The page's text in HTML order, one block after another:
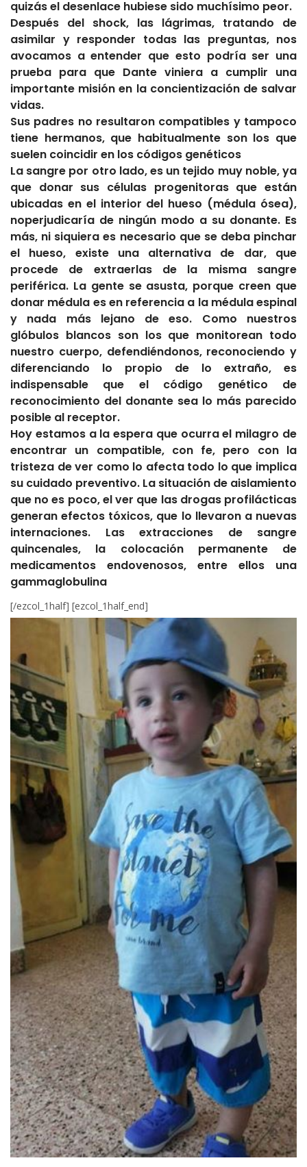
quizás el desenlace hubiese sido muchísimo peor.
Después del shock, las lágrimas, tratando de
asimilar y responder todas las preguntas, nos
avocamos a entender que esto podría ser una
prueba para que Dante viniera a cumplir una
importante misión en la concientización de salvar
vidas.
Sus padres no resultaron compatibles y tampoco
tiene hermanos, que habitualmente son los que
suelen coincidir en los códigos genéticos
La sangre por otro lado, es un tejido muy noble, ya
que donar sus células progenitoras que están
ubicadas en el interior del hueso (médula ósea),
noperjudicaría de ningún modo a su donante. Es
más, ni siquiera es necesario que se deba pinchar
el hueso, existe una alternativa de dar, que
procede de extraerlas de la misma sangre
periférica. La gente se asusta, porque creen que
donar médula es en referencia a la médula espinal
y nada más lejano de eso. Como nuestros
glóbulos blancos son los que monitorean todo
nuestro cuerpo, defendiéndonos, reconociendo y
diferenciando lo propio de lo extraño, es
indispensable que el código genético de
reconocimiento del donante sea lo más parecido
posible al receptor.
Hoy estamos a la espera que ocurra el milagro de
encontrar un compatible, con fe, pero con la
tristeza de ver como lo afecta todo lo que implica
su cuidado preventivo. La situación de aislamiento
que no es poco, el ver que las drogas profilácticas
generan efectos tóxicos, que lo llevaron a nuevas
internaciones. Las extracciones de sangre
quincenales, la colocación permanente de
medicamentos endovenosos, entre ellos una
gammaglobulina
[/ezcol_1half] [ezcol_1half_end]